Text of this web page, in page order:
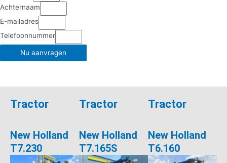
Achternaam
E-mailadres
Telefoonnummer
Nu aanvragen
Tractor
New Holland
T7.230
Tractor
New Holland
T7.165S
Tractor
New Holland
T6.160